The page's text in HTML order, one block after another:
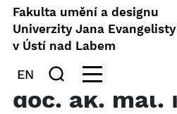
Fakulta umění a designu
Univerzity Jana
v Ústí nad Labem
EN
doc. ak. mal.